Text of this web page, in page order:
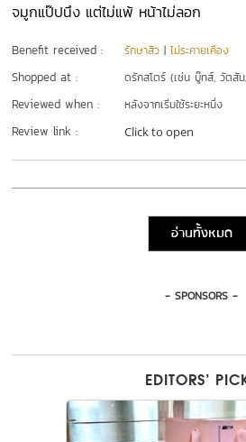
จมูกแป๊ปนึง แต่ไม่แพ้ หน้าไม่ลอก
Benefit received : รักษาสิว |ไม่ระคายเคือง
Shopped at : ดรักสโตร์ (เช่น บู๊ทส์, วัตสัน
Reviewed when : หลังจากเริ่มใช้ระยะหนึ่ง
Review link : Click to open
อ่านทั้งหมด
- SPONSORS -
EDITORS’